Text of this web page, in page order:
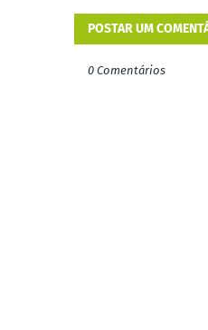
POSTAR UM
0 Comentários